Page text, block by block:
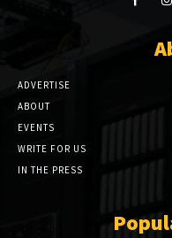
ADVERTISE
ABOUT
EVENTS
WRITE FOR US
IN THE PRESS